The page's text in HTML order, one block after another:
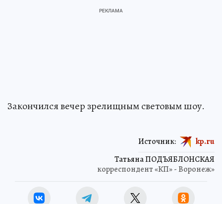
Закончился вечер зрелищным световым шоу.
Татьяна ПОДЪЯБЛОНСКАЯ
корреспондент «КП» - Воронеж»
Источник: kp.ru